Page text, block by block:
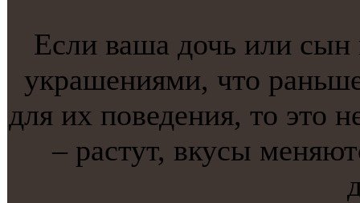
Если ваша дочь или сын
украшениями, что
для их поведения, то это
– растут, вкусы